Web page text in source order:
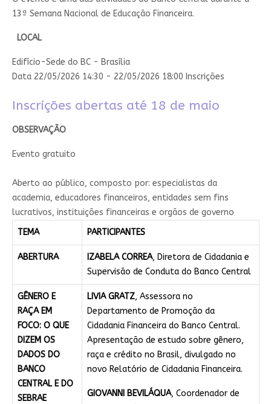
13ª Semana Nacional de Educação Financeira. ​​
LOCAL
Edifício-Sede do BC - Brasília
Data 22/05/2026 14:30 - 22/05/2026 18:00 Inscrições
Inscrições abertas até 18 de maio​
​OBSERVAÇÃO
Evento gratuito​
​A​berto ao público, composto por: especialistas da
academia, educadores financeiros, entidades sem fins
lucrativos, instituições financeiras e orgãos de governo​
TEMA
PARTICIPANTES
ABERTURA IZABELA CORREA, Diretora de Cidadania e
Supervisão de Conduta do Banco Central
GÊNERO E
RAÇA EM
FOCO: O QUE
DIZEM OS
DADOS DO
BANCO
CENTRAL E DO
SEBRAE
LIVIA GRATZ, Assessora no
Departamento de Promoção da
Cidadania Financeira do Banco Central.
Apresentação de estudo sobre gênero,
raça e crédito no Brasil, divulgado no
novo Relatório de Cidadania Financeira.
GIOVANNI BEVILÁQUA, Coordenador de